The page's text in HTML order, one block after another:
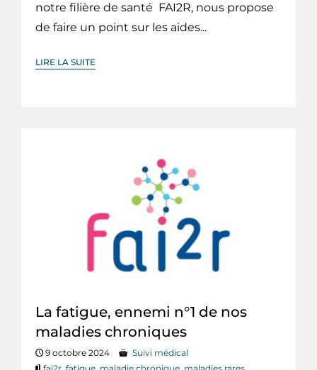
notre filière de santé FAI2R, nous propose
de faire un point sur les aides...
LIRE LA SUITE
La fatigue, ennemi n°1 de nos
maladies chroniques
9 octobre 2024
Suivi médical